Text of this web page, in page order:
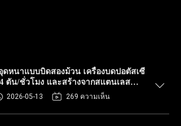
ดหนาแบบบิดสองม้วน เครื่องบดปอตัสเซี
ตัน/ชั่วโมง และสร้างจากสแตนเลส
2026-05-13 269 ความเห็น